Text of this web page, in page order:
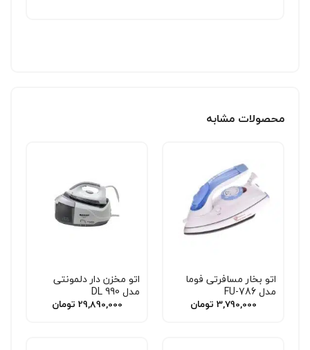
محصولات مشابه
اتو بخار مسافرتی فوما
مدل FU-786
3,790,000 تومان
اتو مخزن دار دلمونتی
مدل DL 990
29,890,000 تومان